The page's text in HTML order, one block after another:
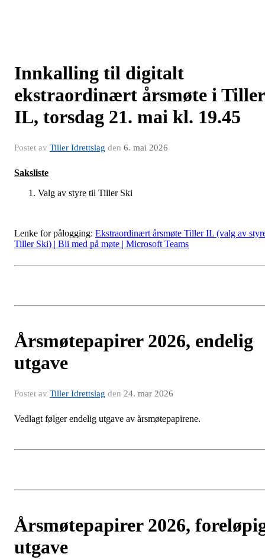
Innkalling til digitalt
ekstraordinært årsmøte i Tiller
IL, torsdag 21. mai kl. 19.45
Postet av Tiller Idrettslag den 6. mai 2026
Saksliste
Valg av styre til Tiller Ski
Lenke for pålogging: Ekstraordinært årsmøte Tiller IL (valg av
Tiller Ski) | Bli med på møte | Microsoft Teams
Årsmøtepapirer 2026, endelig
utgave
Postet av Tiller Idrettslag den 24. mar 2026
Vedlagt følger endelig utgave av årsmøtepapirene.
Årsmøtepapirer 2026,
utgave